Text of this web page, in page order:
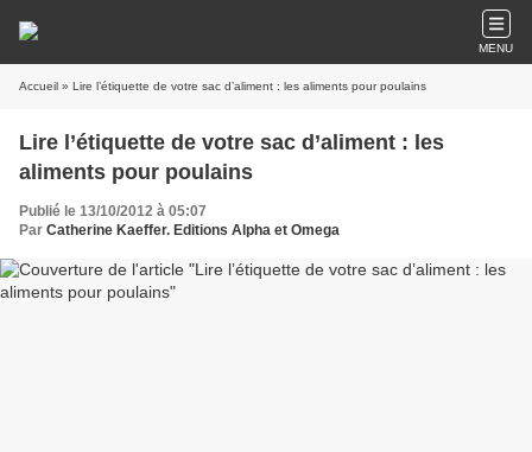
MENU
Accueil » Lire l’étiquette de votre sac d’aliment : les aliments pour poulains
Lire l’étiquette de votre sac d’aliment : les
aliments pour poulains
Publié le 13/10/2012 à 05:07
Par Catherine Kaeffer. Editions Alpha et Omega